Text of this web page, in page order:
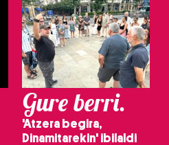
Gure berri.
'Atzera begira,
Dinamitarekin' ibilaldi